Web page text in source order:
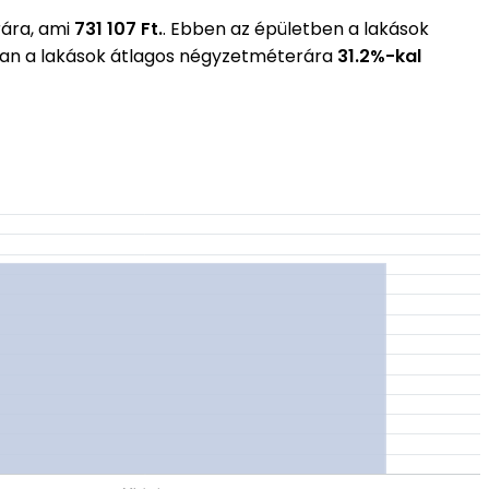
ami 731 107 Ft.. Ebben az épületben a lakások
a lakások átlagos négyzetméterára 31.2%-kal